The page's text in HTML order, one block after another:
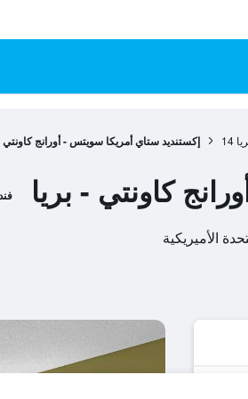
14 إكستنديد ستاي أمريكا سويتس - أورانج كاونتي
كاونتي - بريا